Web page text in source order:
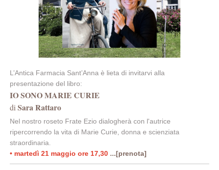
L’Antica Farmacia Sant’Anna è lieta di invitarvi alla
presentazione del libro:
IO SONO MARIE CURIE
di Sara Rattaro
Nel nostro roseto Frate Ezio dialogherà con l'autrice
ripercorrendo la vita di Marie Curie, donna e scienziata
straordinaria.
• martedì 21 maggio ore 17,30 ...[prenota]